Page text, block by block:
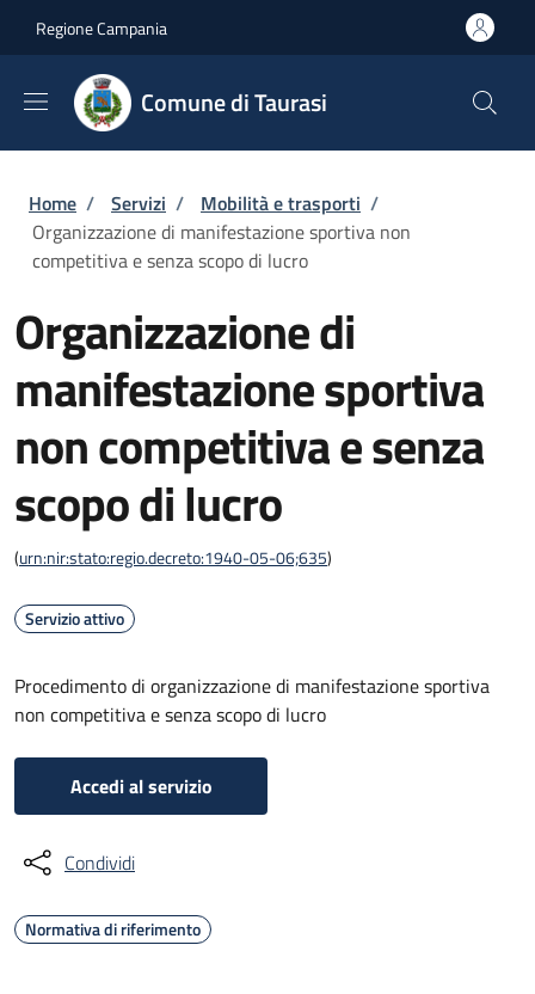
Regione Campania
Comune di Taurasi
Briciole di pane
Home / Servizi / Mobilità e trasporti /
Organizzazione di manifestazione sportiva non
competitiva e senza scopo di lucro
Organizzazione di
manifestazione sportiva
non competitiva e senza
scopo di lucro
(urn:nir:stato:regio.decreto:1940-05-06;635)
Servizio attivo
Procedimento di organizzazione di manifestazione sportiva
non competitiva e senza scopo di lucro
Accedi al servizio
Condividi
Normativa di riferimento